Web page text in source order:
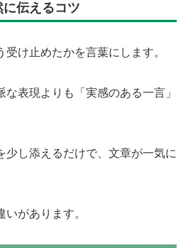
伝えるコツ
け止めたかを言葉にします。
表現よりも「実感のある一言」
少し添えるだけで、文章が一気に
があります。